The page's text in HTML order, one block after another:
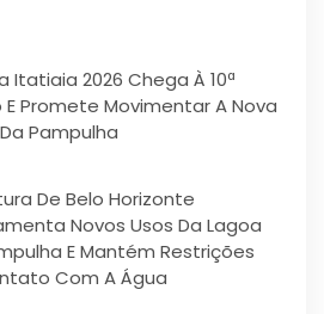
Itatiaia 2026 Chega À 10ª
E Promete Movimentar A Nova
Pampulha
De Belo Horizonte
Novos Usos Da Lagoa
E Mantém Restrições
Com A Água